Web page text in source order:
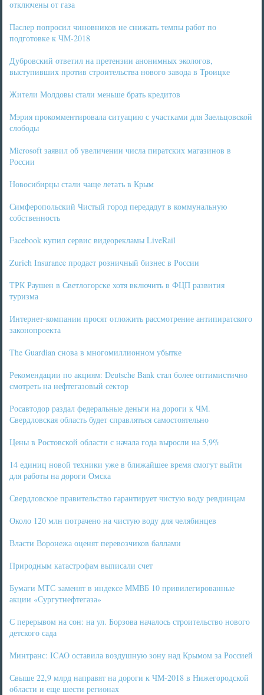
отключены от газа
Паслер попросил чиновников не снижать темпы работ по
подготовке к ЧМ-2018
Дубровский ответил на претензии анонимных экологов,
выступивших против строительства нового завода в Троицке
Жители Молдовы стали меньше брать кредитов
Мэрия прокомментировала ситуацию с участками для Заельцовской
слободы
Microsoft заявил об увеличении числа пиратских магазинов в
России
Новосибирцы стали чаще летать в Крым
Симферопольский Чистый город передадут в коммунальную
собственность
Facebook купил сервис видеорекламы LiveRail
Zurich Insurance продаcт розничный бизнес в России
ТРК Раушен в Светлогорске хотя включить в ФЦП развития
туризма
Интернет-компании просят отложить рассмотрение антипиратского
законопроекта
The Guardian снова в многомиллионном убытке
Рекомендации по акциям: Deutsche Bank стал более оптимистично
смотреть на нефтегазовый сектор
Росавтодор раздал федеральные деньги на дороги к ЧМ.
Свердловская область будет справляться самостоятельно
Цены в Ростовской области с начала года выросли на 5,9%
14 единиц новой техники уже в ближайшее время смогут выйти
для работы на дороги Омска
Свердловское правительство гарантирует чистую воду ревдинцам
Около 120 млн потрачено на чистую воду для челябинцев
Власти Воронежа оценят перевозчиков баллами
Природным катастрофам выписали счет
Бумаги МТС заменят в индексе ММВБ 10 привилегированные
акции «Сургутнефтегаза»
С перерывом на сон: на ул. Борзова началось строительство нового
детского сада
Минтранс: ICAO оставила воздушную зону над Крымом за Россией
Свыше 22,9 млрд направят на дороги к ЧМ-2018 в Нижегородской
области и еще шести регионах